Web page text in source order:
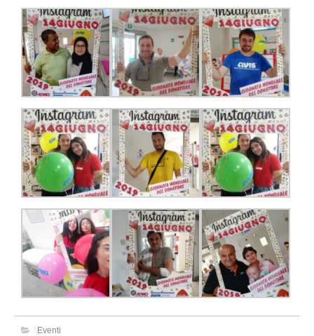
Eventi